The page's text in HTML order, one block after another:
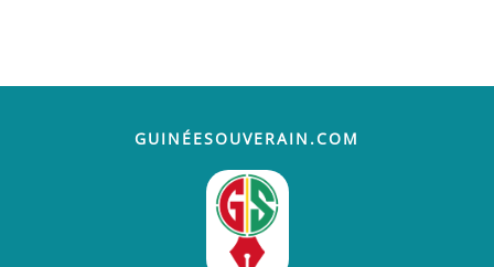
GUINÉESOUVERAIN.COM